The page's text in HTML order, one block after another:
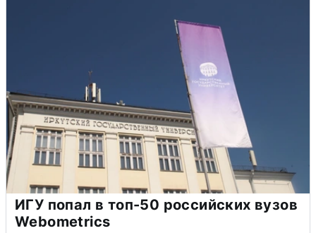
ИГУ попал в топ-50 российских вузов
Webometrics